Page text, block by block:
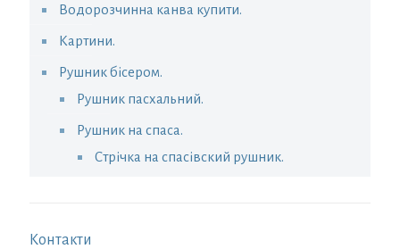
Водорозчинна канва купити.
Картини.
Рушник бісером.
Рушник пасхальний.
Рушник на спаса.
Стрічка на спасівский рушник.
Контакти